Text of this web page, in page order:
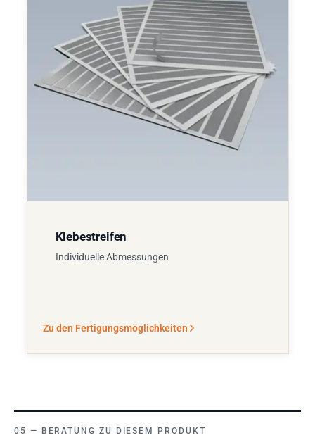
Klebestreifen
Individuelle Abmessungen
Zu den Fertigungsmöglichkeiten
BERATUNG ZU DIESEM PRODUKT